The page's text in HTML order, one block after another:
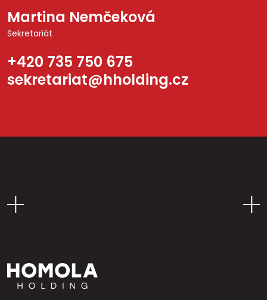
Martina Nemčeková
Sekretariát
+420 735 750 675
sekretariat@hholding.cz